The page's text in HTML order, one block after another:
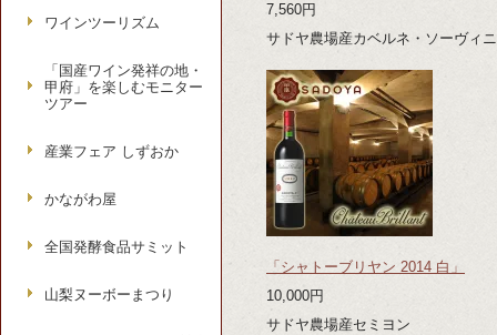
7,560円
サドヤ農場産カベルネ・ソーヴィ
「シャトーブリヤン 2014 白」
10,000円
サドヤ農場産セミヨン
ワインツーリズム
「国産ワイン発祥の地・
甲府」を楽しむモニター
ツアー
産業フェア しずおか
かながわ屋
全国発酵食品サミット
山梨ヌーボーまつり